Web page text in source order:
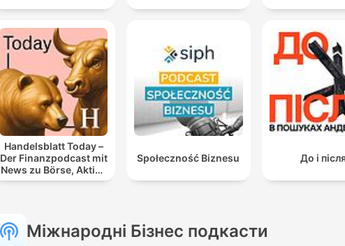
Handelsblatt Today –
Der Finanzpodcast mit
News zu Börse, Aktien
und Geldanlage
Społeczność Biznesu До і
Міжнародні Бізнес подкасти